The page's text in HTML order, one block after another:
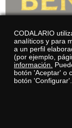
CODALARIO
analíticos y para
a un perfil
(por ejemplo,
información.
botón 'Aceptar' o
botón 'Configurar'.